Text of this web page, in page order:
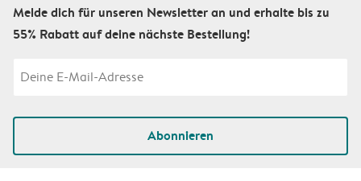
Melde dich für unseren Newsletter an und erhalte bis zu
55% Rabatt auf deine nächste Bestellung!
Abonnieren